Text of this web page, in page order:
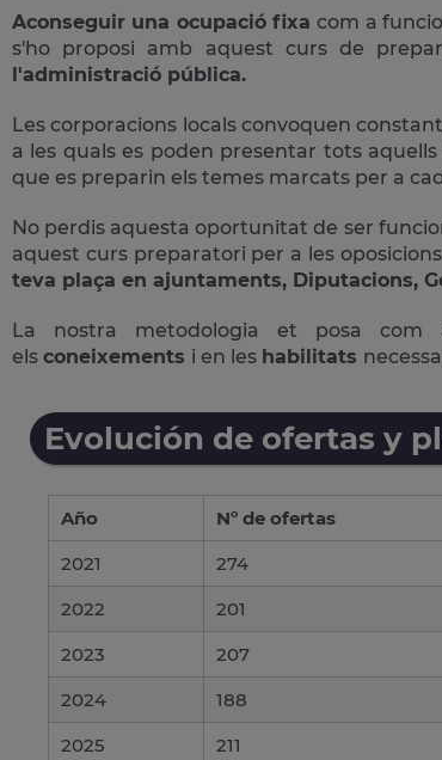
Aconseguir una ocupació fixacom a
s'ho proposi amb aquest curs de
l'administració pública.
Les corporacions locals convoquen
a les quals es poden presentar tots
que es preparin els temes marcats per a
No perdis aquesta oportunitat de ser
aquest curs preparatori per a les
teva plaça en ajuntaments, Diputacions,
La nostra metodologia et posa
els coneixements i en les habilitats
Evolución de ofertas y
Año Nº de ofertas
2021
274
2022
201
2023
207
2024
188
2025
211